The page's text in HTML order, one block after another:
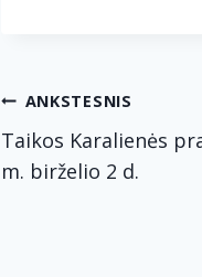
tarp
ANKSTESNIS
Taikos Karalienės
m. birželio 2 d.